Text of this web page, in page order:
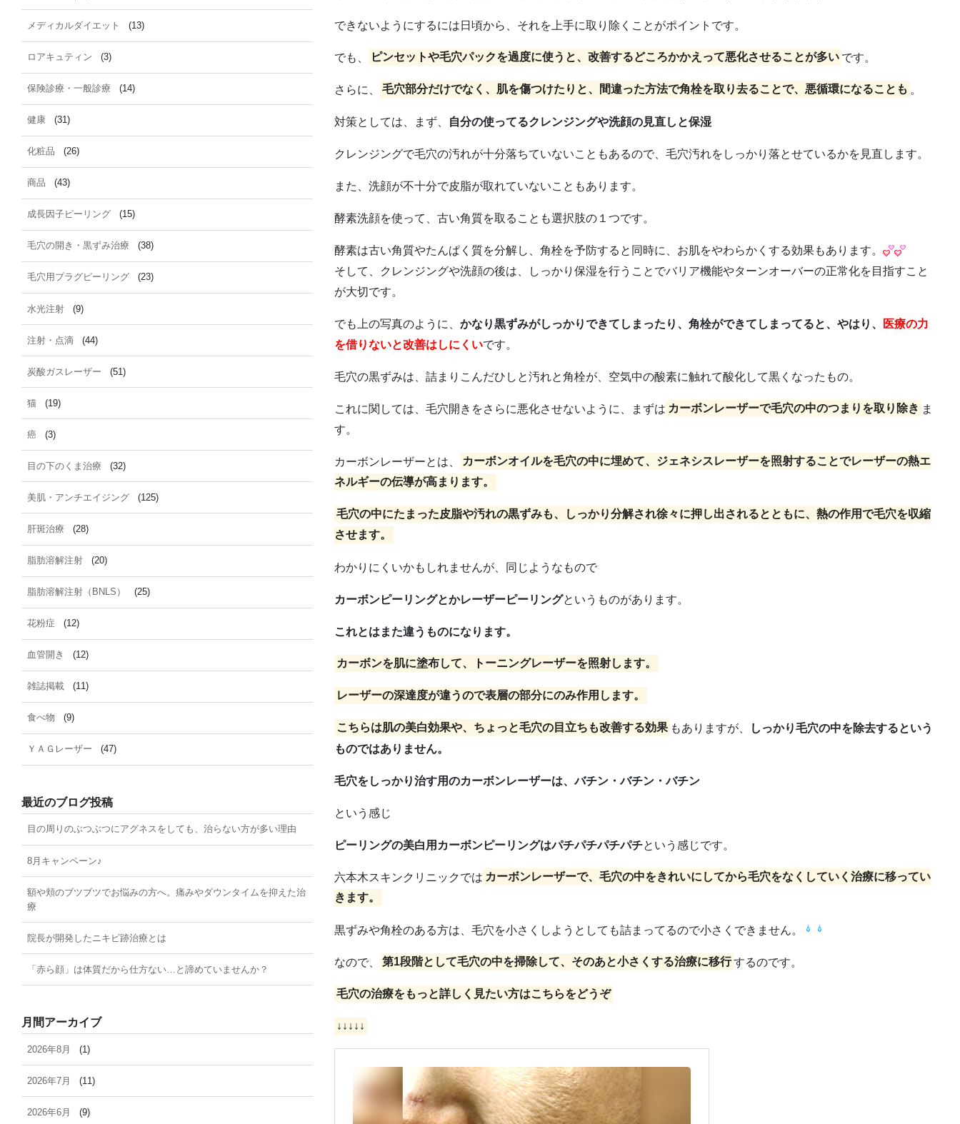
できないようにするには日頃から、それを上手に取り除くことがポイントです。
でも、 ピンセットや毛穴パックを過度に使うと、改善するどころかかえって悪化させることが多い です。
さらに、 毛穴部分だけでなく、肌を傷つけたりと、間違った方法で角栓を取り去ることで、悪循環になることも 。
対策としては、まず、 自分の使ってるクレンジングや洗顔の見直しと保湿
クレンジングで毛穴の汚れが十分落ちていないこともあるので、毛穴汚れをしっかり落とせているかを見直します。
また、洗顔が不十分で皮脂が取れていないこともあります。
酵素洗顔を使って、古い角質を取ることも選択肢の１つです。
酵素は古い角質やたんぱく質を分解し、角栓を予防すると同時に、お肌をやわらかくする効果もあります。
そして、クレンジングや洗顔の後は、しっかり保湿を行うことでバリア機能やターンオーバーの正常化を目指すこと
が大切です。
でも上の写真のように、 かなり黒ずみがしっかりできてしまったり、角栓ができてしまってると、やはり、
医療の力
を借りないと改善はしにくいです。
毛穴の黒ずみは、詰まりこんだひしと汚れと角栓が、空気中の酸素に触れて酸化して黒くなったもの。
これに関しては、毛穴開きをさらに悪化させないように、まずは カーボンレーザーで毛穴の中のつまりを取り除き ま
す。
カーボンレーザーとは、
カーボンオイルを毛穴の中に埋めて、ジェネシスレーザーを照射することでレーザーの熱エ
ネルギーの伝導が高まります。
毛穴の中にたまった皮脂や汚れの黒ずみも、しっかり分解され徐々に押し出されるとともに、熱の作用で毛穴を収縮
させます。
わかりにくいかもしれませんが、同じようなもので
カーボンピーリングとかレーザーピーリングというものがあります。
これとはまた違うものになります。
カーボンを肌に塗布して、トーニングレーザーを照射します。
レーザーの深達度が違うので表層の部分にのみ作用します。
こちらは肌の美白効果や、ちょっと毛穴の目立ちも改善する効果 もありますが、
しっかり毛穴の中を除去するという
ものではありません。
毛穴をしっかり治す用のカーボンレーザーは、バチン・バチン・バチン
という感じ
ピーリングの美白用カーボンピーリングはパチパチパチパチという感じです。
六本木スキンクリニックでは カーボンレーザーで、毛穴の中をきれいにしてから毛穴をなくしていく治療に移ってい
きます。
黒ずみや角栓のある方は、毛穴を小さくしようとしても詰まってるので小さくできません。
なので、 第1段階として毛穴の中を掃除して、そのあと小さくする治療に移行するのです。
毛穴の治療をもっと詳しく見たい方はこちらをどうぞ
↓↓↓↓↓
メディカルダイエット (13)
ロアキュティン (3)
保険診療・一般診療 (14)
健康 (31)
化粧品 (26)
商品 (43)
成長因子ピーリング (15)
毛穴の開き・黒ずみ治療 (38)
毛穴用プラグピーリング (23)
水光注射 (9)
注射・点滴 (44)
炭酸ガスレーザー (51)
猫 (19)
癌 (3)
目の下のくま治療 (32)
美肌・アンチエイジング (125)
肝斑治療 (28)
脂肪溶解注射 (20)
脂肪溶解注射（BNLS） (25)
花粉症 (12)
血管開き (12)
雑誌掲載 (11)
食べ物 (9)
ＹＡＧレーザー (47)
最近のブログ投稿
目の周りのぶつぶつにアグネスをしても、治らない方が多い理由
8月キャンペーン♪
額や頬のブツブツでお悩みの方へ。痛みやダウンタイムを抑えた治
療
院長が開発したニキビ跡治療とは
「赤ら顔」は体質だから仕方ない…と諦めていませんか？
月間アーカイブ
2026年8月 (1)
2026年7月 (11)
2026年6月 (9)